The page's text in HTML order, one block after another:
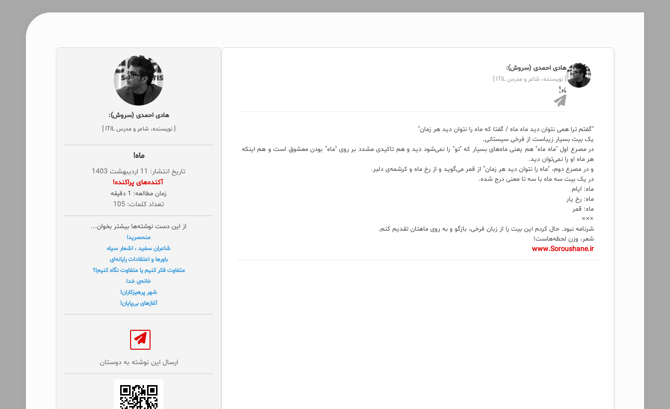
هادی احمدی (سروش):
[ نویسنده، شاعر و مدرس ITIL ]ماه!
"گفتم ترا همی نتوان دید ماه ماه / گفتا که ماه را نتوان دید هر زمان"
یک بیت بسیار زیباست از فرخی سیستانی.
در مصرع اول "ماه ماه" هم یعنی ماه‌های بسیار که "تو" را نمی‌شود دید و هم تاکیدی مشدد بر روی "ماه" بودن معشوق است و هم اینکه
هر ماه او را نمی‌توان دید.
و در مصرع دوم، "ماه را نتوان دید هر زمان" از قمر می‌گوید و از رخ ماه و کرشمه‌ی دلبر.
در یک بیت سه ماه با سه تا معنی درج شده.
ماه: ایام
ماه: رخ یار
ماه: قمر
×××
شرنامه نبود. حال کردم این بیت را از زبان فرخی، بازگو و به روی ماهتان تقدیم کنم.
شعر، وزن لحظه‌هاست!
www.Soroushane.ir
هادی احمدی (سروش):
[ نویسنده، شاعر و مدرس ITIL ]
ماه!
تاریخ انتشار: 11 اردیبهشت 1403
‌ آکنده‌های پراکنده!
زمان مطالعه: 1 دقیقه
تعداد کلمات: 105
از این دست نوشته‌ها بیشتر بخوان...
منحصرید!
شاعران سفید ، اشعار سیاه
باورها و اعتقادات رایانه‌ای
متفاوت فکر کنیم یا متفاوت نگاه کنیم!؟
خانه‌ی خدا
شهر پرهیزکاران!
آغازهای بی‌پایان!
ارسال این نوشته به دوستان‌